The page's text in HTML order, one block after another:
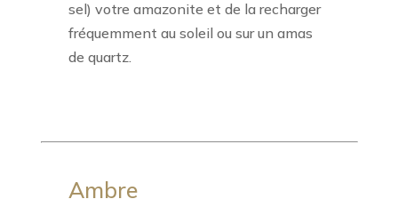
sel) votre amazonite et de la recharger
fréquemment au soleil ou sur un amas
de quartz.
Ambre